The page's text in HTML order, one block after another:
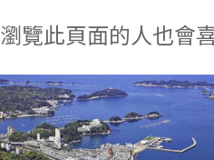
瀏覽此頁面的人也會